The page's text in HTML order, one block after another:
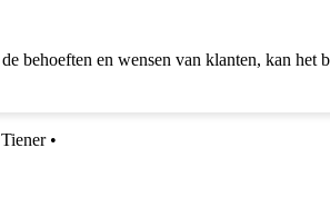
behoeften en wensen van klanten, kan het
•